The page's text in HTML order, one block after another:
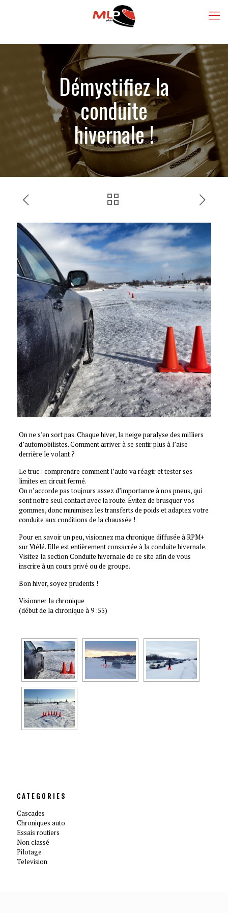
Démystifiez la
conduite
hivernale !
On ne s’en sort pas. Chaque hiver, la neige paralyse des milliers
d’automobilistes. Comment arriver à se sentir plus à l’aise
derrière le volant ?
Le truc : comprendre comment l’auto va réagir et tester ses
limites en circuit fermé.
On n’accorde pas toujours assez d’importance à nos pneus, qui
sont notre seul contact avec la route. Évitez de brusquer vos
gommes, donc minimisez les transferts de poids et adaptez votre
conduite aux conditions de la chaussée !
Pour en savoir un peu, visionnez ma chronique diffusée à RPM+
sur Vtélé. Elle est entièrement consacrée à la conduite hivernale.
Visitez la section Conduite hivernale de ce site afin de vous
inscrire à un cours privé ou de groupe.
Bon hiver, soyez prudents !
Visionner la chronique
(début de la chronique à 9 :55)
CATEGORIES
Cascades
Chroniques auto
Essais routiers
Non classé
Pilotage
Television